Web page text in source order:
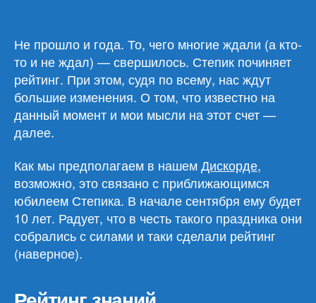
на
Степике
Не прошло и года. То, чего многие ждали (а кто-
то и не ждал) — свершилось. Степик починяет
рейтинг. При этом, судя по всему, нас ждут
большие изменения. О том, что известно на
данный момент и мои мысли на этот счет —
далее.
Как мы предполагаем в нашемДискорде,
возможно, это связано с приближающимся
юбилеем Степика. В начале сентября ему будет
10 лет. Радует, что в честь такого праздника они
собрались с силами и таки сделали рейтинг
(наверное).